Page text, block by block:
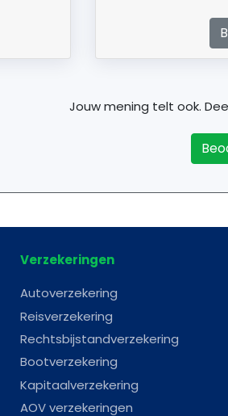
Jouw mening telt ook.
Verzekeringen
Autoverzekering
Reisverzekering
Rechtsbijstandverzekering
Bootverzekering
Kapitaalverzekering
AOV verzekeringen